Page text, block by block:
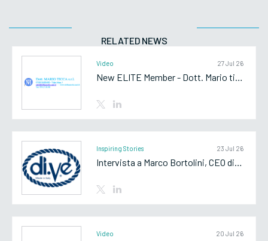
RELATED NEWS
Video 27 Jul 26
New ELITE Member - Dott. Mario ticca srl
Inspiring Stories 23 Jul 26
Intervista a Marco Bortolini, CEO di Di.Vè SpA
Video 20 Jul 26